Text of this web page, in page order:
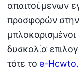
απαιτούμενων
προσφορών
δυσκολία
τότε το e-